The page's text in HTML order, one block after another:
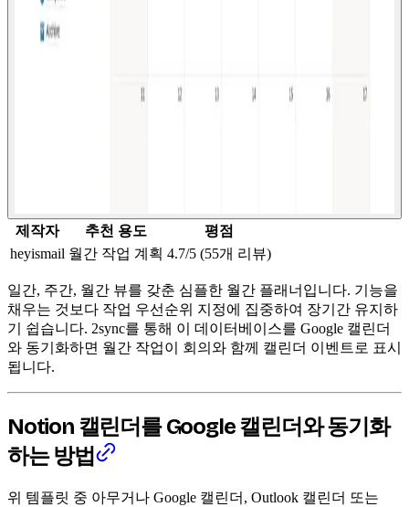
제작자 추천 용도
평점
heyismail 월간 작업 계획 4.7/5 (55개 리뷰)
일간, 주간, 월간 뷰를 갖춘 심플한 월간 플래너입니다. 기능을
채우는 것보다 작업 우선순위 지정에 집중하여 장기간 유지하
기 쉽습니다. 2sync를 통해 이 데이터베이스를 Google 캘린더
와 동기화하면 월간 작업이 회의와 함께 캘린더 이벤트로 표시
됩니다.
Notion 캘린더를 Google 캘린더와 동기화
하는 방법
위 템플릿 중 아무거나 Google 캘린더, Outlook 캘린더 또는